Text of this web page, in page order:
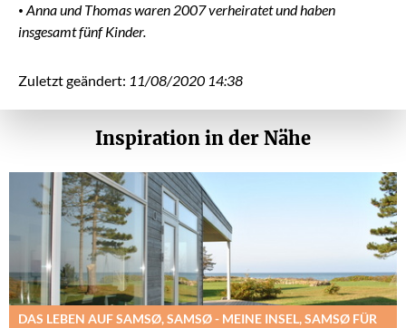
• Anna und Thomas waren 2007 verheiratet und haben
insgesamt fünf Kinder.
Zuletzt geändert: 11/08/2020 14:38
Inspiration in der Nähe
DAS LEBEN AUF SAMSØ, SAMSØ - MEINE INSEL, SAMSØ FÜR